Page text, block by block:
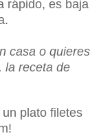
rápido, es baja
casa o quieres
la receta de
plato filetes